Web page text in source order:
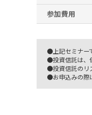
参加費用
●上記セミナー
●投資信託は、
●投資信託のリ
●お申込みの際